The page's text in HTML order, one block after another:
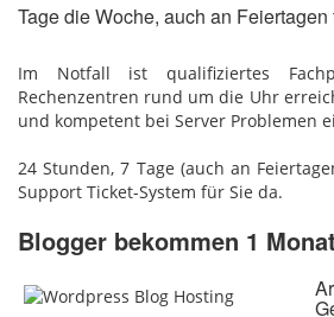
Tage die Woche, auch an
Im Notfall ist qualifiziertes
Rechenzentren rund um die Uhr
und kompetent bei Server Problemen
24 Stunden, 7 Tage (auch an
Support Ticket-System für Sie da.
Blogger bekommen 1